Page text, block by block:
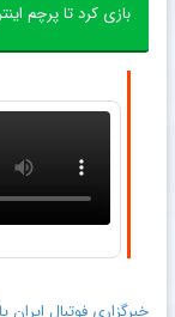
بازی کرد تا پرچم